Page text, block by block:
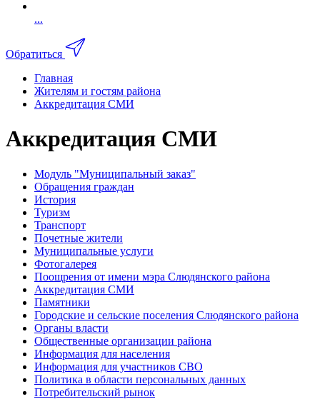
...
Обратиться
Главная
Жителям и гостям района
Аккредитация СМИ
Аккредитация СМИ
Модуль "Муниципальный заказ"
Обращения граждан
История
Туризм
Транспорт
Почетные жители
Муниципальные услуги
Фотогалерея
Поощрения от имени мэра Слюдянского района
Аккредитация СМИ
Памятники
Городские и сельские поселения Слюдянского района
Органы власти
Общественные организации района
Информация для населения
Информация для участников СВО
Политика в области персональных данных
Потребительский рынок